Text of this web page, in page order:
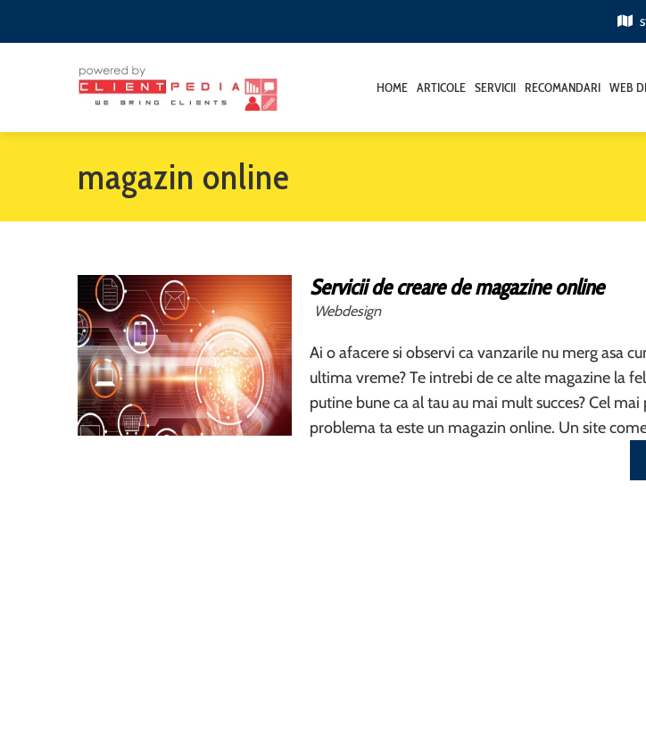
HOME ARTICOLE SERVICII RECOMANDARI WEB
magazin online
Servicii de creare de magazine online
Webdesign
Ai o afacere si observi ca vanzarile nu merg asa
ultima vreme? Te intrebi de ce alte magazine la
putine bune ca al tau au mai mult succes? Cel
problema ta este un magazin online. Un site